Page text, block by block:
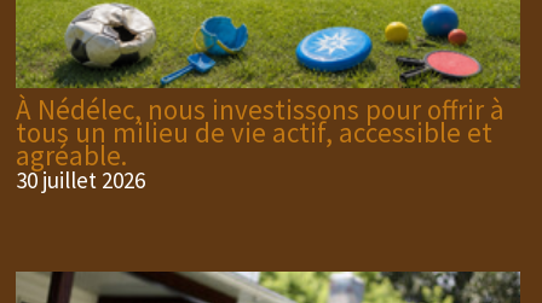
À Nédélec, nous investissons pour offrir à
tous un milieu de vie actif, accessible et
agréable.
30 juillet 2026